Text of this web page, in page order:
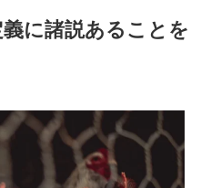
に諸説あることを